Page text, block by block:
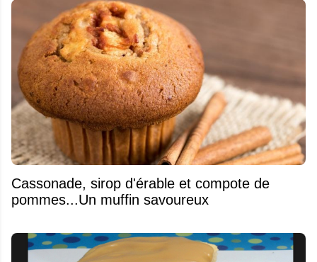
​Cassonade, sirop d'érable et compote de
pommes...Un muffin savoureux